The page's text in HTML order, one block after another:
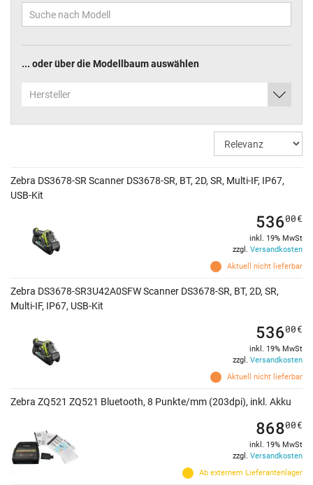
... oder über die Modellbaum auswählen
Hersteller
Zebra DS3678-SR Scanner DS3678-SR, BT, 2D, SR, Multi-IF, IP67,
USB-Kit
Aktuell nicht lieferbar
53600€
inkl. 19% MwSt
zzgl. Versandkosten
Zebra DS3678-SR3U42A0SFW Scanner DS3678-SR, BT, 2D, SR,
Multi-IF, IP67, USB-Kit
Aktuell nicht lieferbar
53600€
inkl. 19% MwSt
zzgl. Versandkosten
Zebra ZQ521 ZQ521 Bluetooth, 8 Punkte/mm (203dpi), inkl. Akku
Ab externem Lieferantenlager
86800€
inkl. 19% MwSt
zzgl. Versandkosten